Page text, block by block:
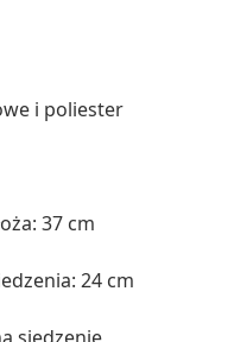
i poliester
37 cm
24 cm